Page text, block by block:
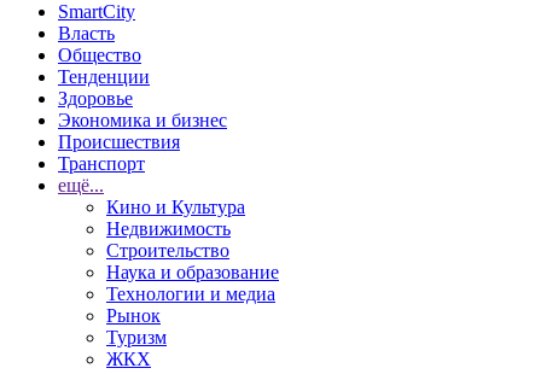
SmartCity
Власть
Общество
Тенденции
Здоровье
Экономика и бизнес
Происшествия
Транспорт
ещё...
Кино и Культура
Недвижимость
Строительство
Наука и образование
Технологии и медиа
Рынок
Туризм
ЖКХ